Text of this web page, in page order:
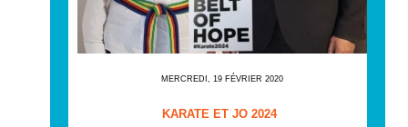
MERCREDI, 19 FÉVRIER 2020
KARATE ET JO 2024